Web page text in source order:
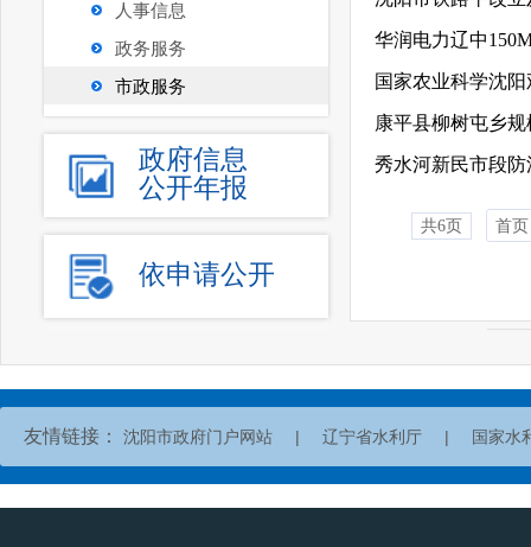
人事信息
政务服务
市政服务
政府信息
公开年报
依申请公开
华润电力辽中
国家农业科学沈
康平县柳树屯乡
秀水河新民市段
共6页 首页
友情链接： 沈阳市政府门户网站 | 辽宁省水利厅 | 国家水